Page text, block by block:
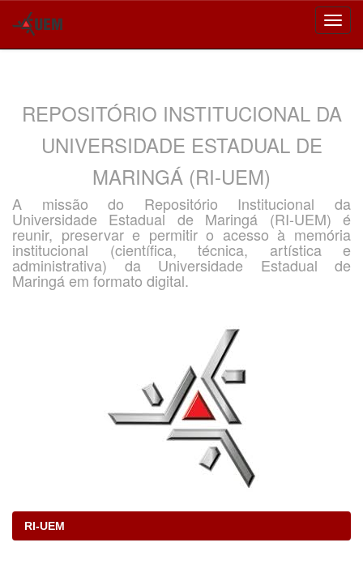
REPOSITÓRIO INSTITUCIONAL DA
UNIVERSIDADE ESTADUAL DE
MARINGÁ (RI-UEM)
A missão do Repositório Institucional da
Universidade Estadual de Maringá (RI-UEM) é
reunir, preservar e permitir o acesso à memória
institucional (científica, técnica, artística e
administrativa) da Universidade Estadual de
Maringá em formato digital.
RI-UEM